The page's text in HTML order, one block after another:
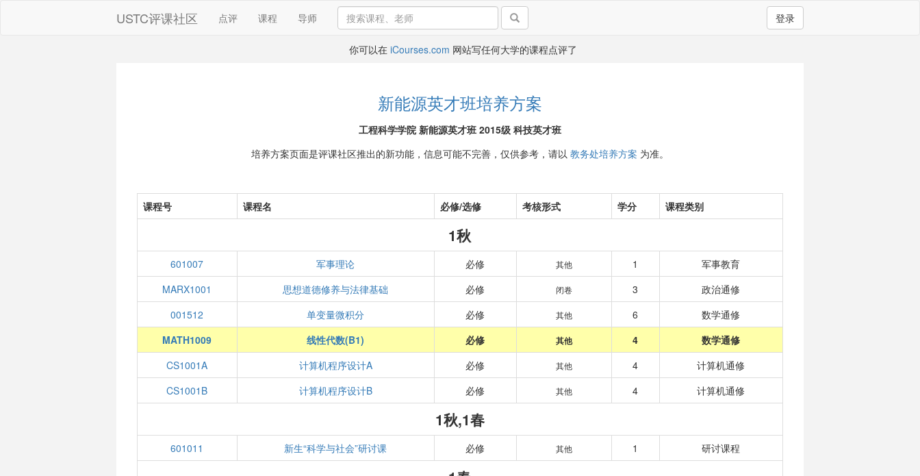
USTC评课社区 点评 课程 导师 登录
你可以在 iCourses.com 网站写任何大学的课程点评了
新能源英才班培养方案
工程科学学院 新能源英才班 2015级 科技英才班
培养方案页面是评课社区推出的新功能，信息可能不完善，仅供参考，请以 教务处培养方案 为准。
课程号 课程名 必修/选修 考核形式 学分 课程类别
1秋
601007 军事理论 必修 其他 1
军事教育
MARX1001
思想道德修养与法律基础 必修 闭卷 3
政治通修
001512
单变量微积分 必修 其他 6
数学通修
MATH1009
线性代数(B1) 必修 其他 4
数学通修
CS1001A
计算机程序设计A 必修 其他 4
计算机通修
CS1001B
计算机程序设计B 必修 其他 4 计算机通修
1秋,1春
601011 新生“科学与社会”研讨课 必修 其他 1 研讨课程